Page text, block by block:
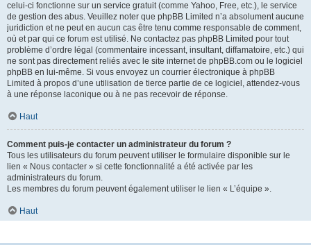
celui-ci fonctionne sur un service gratuit (comme Yahoo, Free, etc.), le service
de gestion des abus. Veuillez noter que phpBB Limited n’a absolument aucune
juridiction et ne peut en aucun cas être tenu comme responsable de comment,
où et par qui ce forum est utilisé. Ne contactez pas phpBB Limited pour tout
problème d’ordre légal (commentaire incessant, insultant, diffamatoire, etc.) qui
ne sont pas directement reliés avec le site internet de phpBB.com ou le logiciel
phpBB en lui-même. Si vous envoyez un courrier électronique à phpBB
Limited à propos d’une utilisation de tierce partie de ce logiciel, attendez-vous
à une réponse laconique ou à ne pas recevoir de réponse.
Haut
Comment puis-je contacter un administrateur du forum ?
Tous les utilisateurs du forum peuvent utiliser le formulaire disponible sur le
lien « Nous contacter » si cette fonctionnalité a été activée par les
administrateurs du forum.
Les membres du forum peuvent également utiliser le lien « L’équipe ».
Haut